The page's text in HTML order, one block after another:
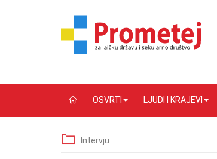
OSVRTI LJUDI I KRAJEVI
Intervju